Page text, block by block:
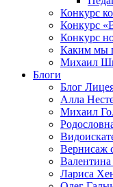
Конкурс
Конкурс
Конкурс
Каким мы
Михаил
Блоги
Блог
Алла
Михаил
Вернисаж
Валентина
Лариса